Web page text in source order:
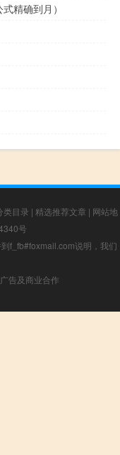
精确到月）
类目录 | 精选推荐文章 | 网站地
号
f_fb#foxmail.com说明，我们
告及商业合作